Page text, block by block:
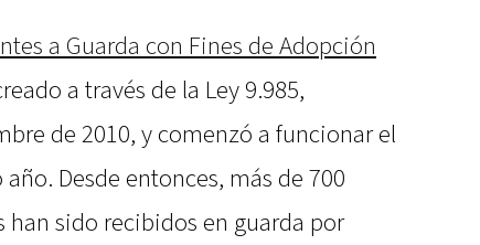
a Guarda con Fines de Adopción
a través de la Ley 9.985,
de 2010, y comenzó a funcionar el
Desde entonces, más de 700
han sido recibidos en guarda por